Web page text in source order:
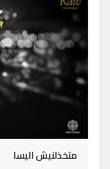
متخذلنيش اليسا